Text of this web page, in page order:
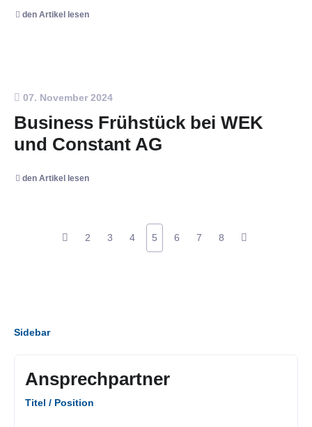
den Artikel lesen
07. November 2024
Business Frühstück bei WEK
und Constant AG
den Artikel lesen
2 3 4 5 6 7 8
Sidebar
Ansprechpartner
Titel / Position